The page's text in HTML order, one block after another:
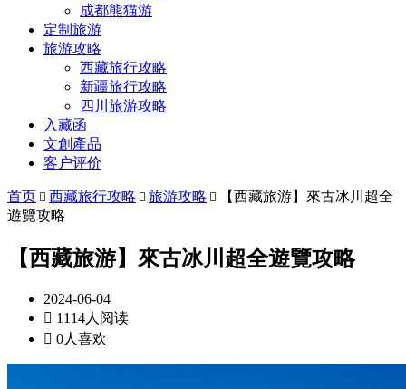
成都熊猫游
定制旅游
旅游攻略
西藏旅行攻略
新疆旅行攻略
四川旅游攻略
入藏函
文創產品
客户评价
首页  西藏旅行攻略  旅游攻略 
【西藏旅游】來古冰川超全
遊覽攻略
【西藏旅游】來古冰川超全遊覽攻略
2024-06-04
 1114人阅读
 0人喜欢